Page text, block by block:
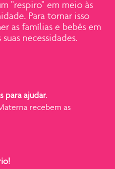
"respiro" em meio às
Para tornar isso
as famílias e bebês em
necessidades.
para ajudar.
recebem as